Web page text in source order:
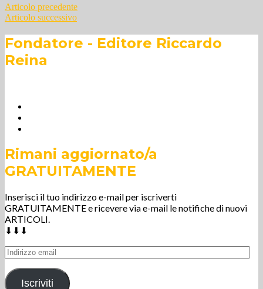
Navigazione
articoli
Articolo precedente
Articolo successivo
Fondatore - Editore Riccardo
Reina
Rimani aggiornato/a
GRATUITAMENTE
Inserisci il tuo indirizzo e-mail per iscriverti
GRATUITAMENTE e ricevere via e-mail le notifiche di nuovi
ARTICOLI.
⬇⬇⬇
Indirizzo
email
Iscriviti